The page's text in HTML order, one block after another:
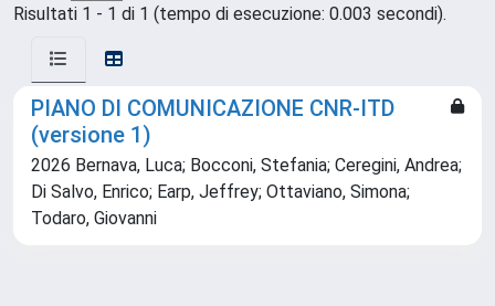
Risultati 1 - 1 di 1 (tempo di esecuzione: 0.003 secondi).
PIANO DI COMUNICAZIONE CNR-ITD
(versione 1)
2026 Bernava, Luca; Bocconi, Stefania; Ceregini, Andrea;
Di Salvo, Enrico; Earp, Jeffrey; Ottaviano, Simona;
Todaro, Giovanni